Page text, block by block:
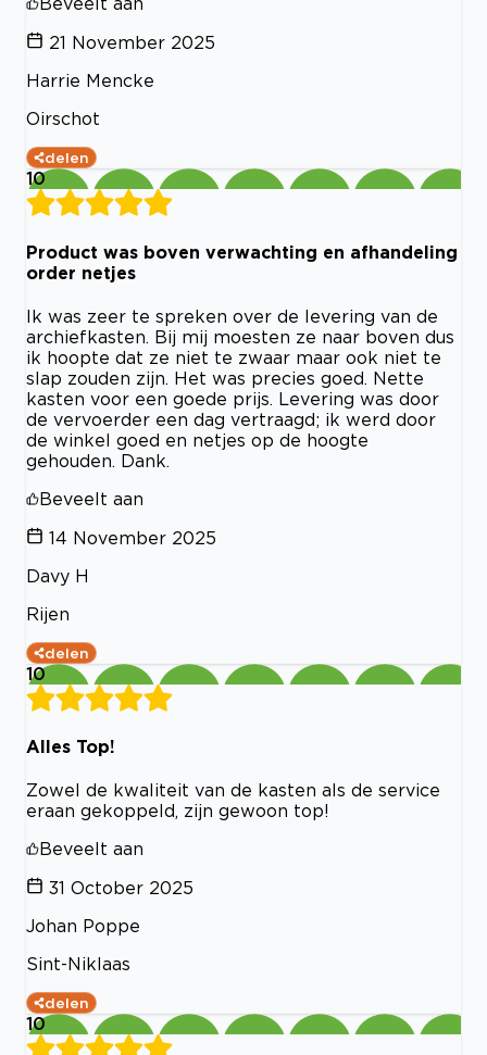
21 November 2025
Harrie Mencke
Oirschot
delen
10
Product was boven verwachting en afhandeling
order netjes
Ik was zeer te spreken over de levering van de
archiefkasten. Bij mij moesten ze naar boven dus
ik hoopte dat ze niet te zwaar maar ook niet te
slap zouden zijn. Het was precies goed. Nette
kasten voor een goede prijs. Levering was door
de vervoerder een dag vertraagd; ik werd door
de winkel goed en netjes op de hoogte
gehouden. Dank.
Beveelt aan
14 November 2025
Davy H
Rijen
delen
10
Alles Top!
Zowel de kwaliteit van de kasten als de service
eraan gekoppeld, zijn gewoon top!
Beveelt aan
31 October 2025
Johan Poppe
Sint-Niklaas
delen
10